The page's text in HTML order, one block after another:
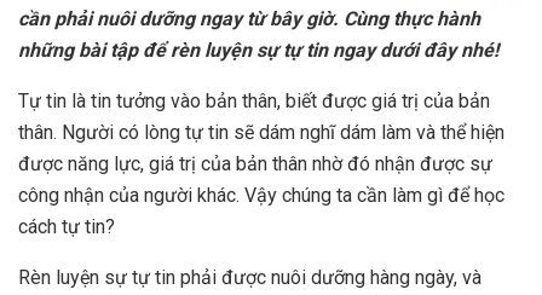
cần phải nuôi dưỡng ngay từ bây giờ. Cùng thực hành
những bài tập để rèn luyện sự tự tin ngay dưới đây nhé!
Tự tin là tin tưởng vào bản thân, biết được giá trị của bản
thân. Người có lòng tự tin sẽ dám nghĩ dám làm và thể hiện
được năng lực, giá trị của bản thân nhờ đó nhận được sự
công nhận của người khác. Vậy chúng ta cần làm gì để học
cách tự tin?
Rèn luyện sự tự tin phải được nuôi dưỡng hàng ngày, và